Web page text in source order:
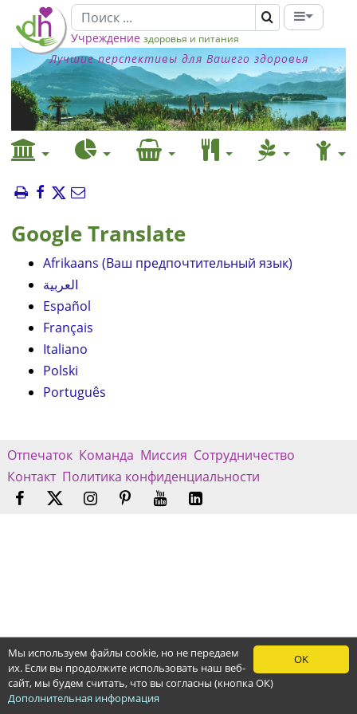
Учреждение здоровья и питания
Лучшие перспективы для Вашего здоровья
Google Translate
Afrikaans (Ваш предпочтительный язык)
العربية
Español
Français
Italiano
Polski
Português
Отпечаток Команда Миссия Сотрудничество
Контакт Политика конфиденциальности
OK
Мы используем файлы cookie, но не передаем
их. Если вы продолжите использовать наш веб-
сайт, мы будем считать, что вы согласны (кнопка ОК)
Дополнительная информация